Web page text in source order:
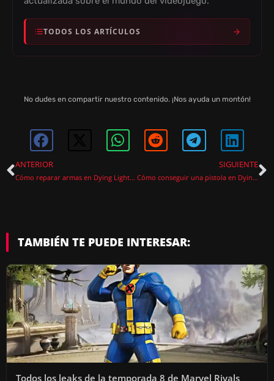
TODOS LOS ARTÍCULOS
No dudes en compartir nuestro contenido. ¡Nos ayuda un montón!
ANTERIOR
Cómo reparar armas en Dying Light The Beast
SIGUIENTE
Cómo conseguir una pistola en Dying Light: The Beast
TAMBIÉN TE PUEDE INTERESAR:
Todos los leaks de la temporada 8 de Marvel Rivals